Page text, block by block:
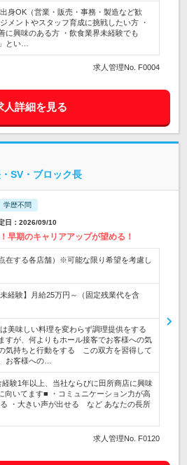
身OK（営業・販売・事務・製造など歓
メントやスタッフ育成に挑戦したい方 ・
に興味のある方 ・飲食業界未経験でも
とい…
求人管理No. F0004
人詳細を見る
SV・ブロック長
学歴不問
日：2026/09/10
早期のキャリアアップが望める！
在する各店舗）※可能な限り希望を考慮し
経験】月給25万円～（固定残業代を含
は美味しい料理を変わらず調理提供をする
すが、何よりもホール接客でお客様への気
気持ちと行動をする この双方を習得して
お客様への…
験1年以上、当社ならびに田所商店に興味
向いてます■ ・コミュニケーション力が高
・大きい声が出せる など あなたの長所
求人管理No. F0120